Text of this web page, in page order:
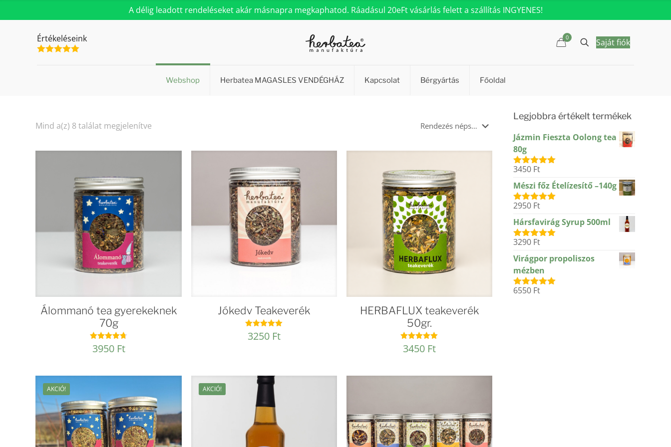
A délig leadott rendeléseket akár másnapra megkaphatod. Ráadásul 20eFt vásárlás felett a szállítás INGYENES!
Értékeléseink
Webshop Herbatea MAGASLES VENDÉGHÁZ Kapcsolat Bérgyártás Főoldal
0 Saját fiók
Mind a(z) 8 találat megjelenítve
popularity
Álommanó tea gyerekeknek
70g
Értékelés:
4.74
3950 Ft
Jókedv Teakeverék
Értékelés:
5.00
3250 Ft
HERBAFLUX teakeverék
50gr.
Értékelés:
4.94
3450 Ft
AKCIÓ! AKCIÓ!
Legjobbra értékelt termékek
Jázmin Fieszta Oolong tea
80g
Értékelés:
3450 Ft
Mészi főz Ételízesítő –140g
Értékelés:
2950 Ft
Hársfavirág Syrup 500ml
Értékelés:
3290 Ft
Virágpor propoliszos
mézben
Értékelés:
6550 Ft